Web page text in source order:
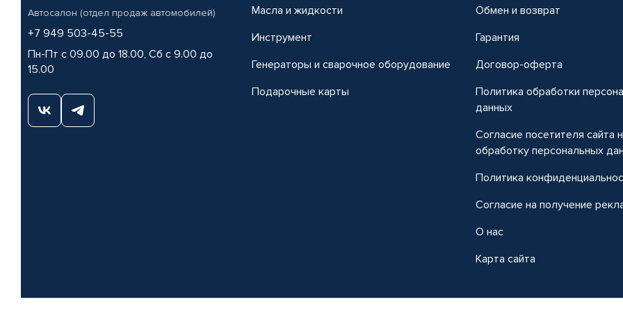
Автосалон (отдел продаж автомобилей)
+7 949 503-45-55
Пн-Пт с 09.00 до 18.00, Сб с 9.00 до
15.00
Масла и жидкости
Инструмент
Генераторы и сварочное оборудование
Подарочные карты
Обмен и возврат
Гарантия
Договор-оферта
Политика обработки
данных
Согласие посетителя сайта
обработку персональных
Политика
Согласие на получение
О нас
Карта сайта